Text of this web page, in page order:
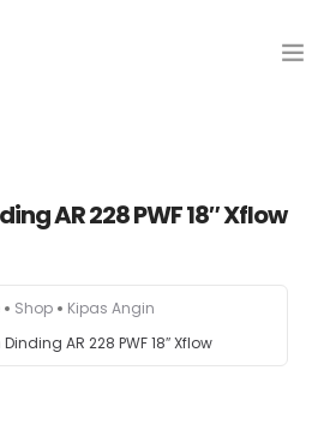
AR 228 PWF 18″ Xflow
Shop
Kipas Angin
AR 228 PWF 18″ Xflow